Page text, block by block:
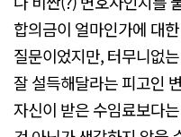
합의금이 얼마인가에 대
질문이었지만, 터무니없
잘 설득해달라는 피고인
자신이 받은 수임료보다